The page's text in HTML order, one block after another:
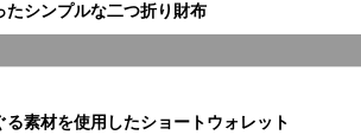
たシンプルな二つ折り財布
素材を使用したショートウォレット